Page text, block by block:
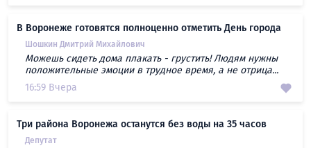
В Воронеже готовятся полноценно отметить День города
Шошкин Дмитрий Михайлович
Можешь сидеть дома плакать - грустить! Людям нужны
положительные эмоции в трудное время, а не отрица...
16:59 Вчера
Три района Воронежа останутся без воды на 35 часов
Депутат